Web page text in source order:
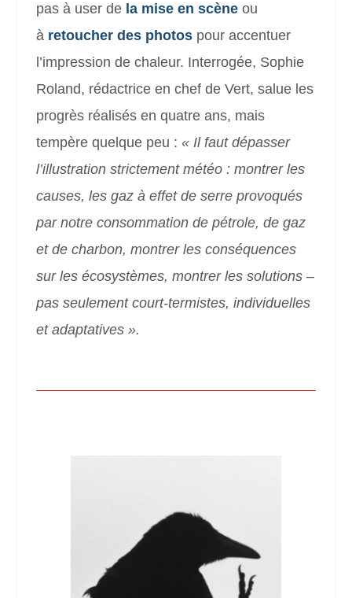
pas à user de la mise en scèneou
à retoucher des photospour accentuer
l’impression de chaleur. Interrogée, Sophie
Roland, rédactrice en chef de Vert, salue les
progrès réalisés en quatre ans, mais
tempère quelque peu : « Il faut dépasser
l’illustration strictement météo : montrer les
causes, les gaz à effet de serre provoqués
par notre consommation de pétrole, de gaz
et de charbon, montrer les conséquences
sur les écosystèmes, montrer les solutions –
pas seulement court-termistes, individuelles
et adaptatives ».